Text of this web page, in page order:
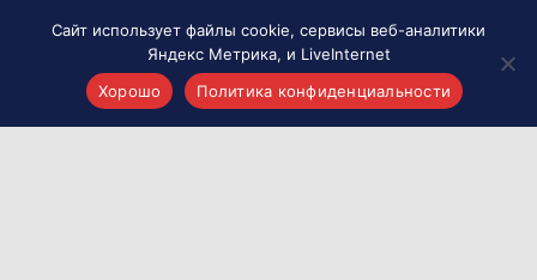
Сайт использует файлы cookie, сервисы веб-аналитики
Яндекс Метрика, и LiveInternet
Хорошо
Политика конфиденциальности